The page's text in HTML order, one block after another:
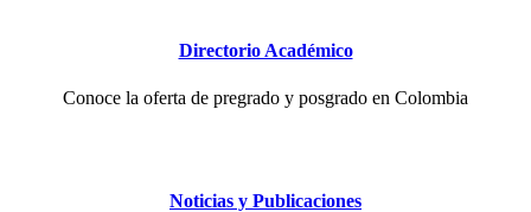
Directorio Académico
Conoce la oferta de pregrado y posgrado en Colombia
Noticias y Publicaciones